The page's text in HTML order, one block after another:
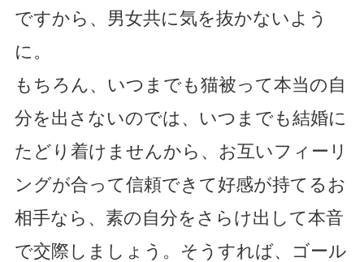
ですから、男女共に気を抜かないよう
に。
もちろん、いつまでも猫被って本当の自
分を出さないのでは、いつまでも結婚に
たどり着けませんから、お互いフィーリ
ングが合って信頼できて好感が持てるお
相手なら、素の自分をさらけ出して本音
で交際しましょう。そうすれば、ゴール